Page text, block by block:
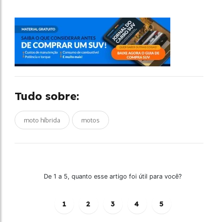
Tudo sobre:
moto híbrida motos
De 1 a 5, quanto esse artigo foi útil para você?
1 2 3 4 5